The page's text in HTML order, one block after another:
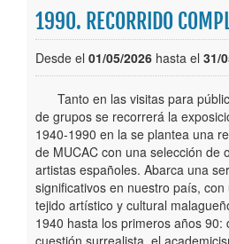
Newsletter
1990. RECORRIDO
Desde el 01/05/2026 hasta el 31/
Tanto en las visitas para
de grupos se recorrerá la
1940-1990 en la se plantea una
de MUCAC con una selección de
artistas españoles. Abarca una
significativos en nuestro país,
tejido artístico y cultural
1940 hasta los primeros años 90:
cuestión surrealista, el